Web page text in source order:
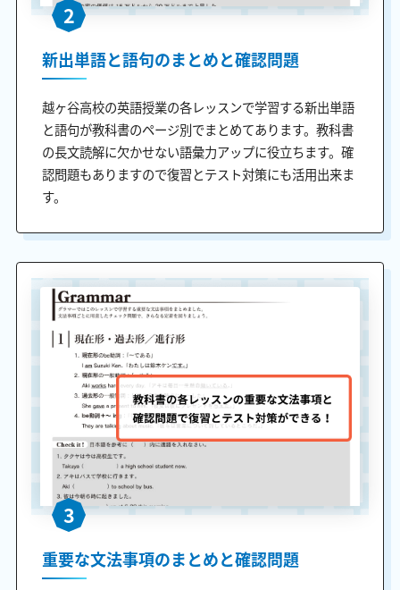
2
新出単語と語句のまとめと確認問題
越ヶ谷高校の英語授業の各レッスンで学習する新出単語
と語句が教科書のページ別でまとめてあります。教科書
の長文読解に欠かせない語彙力アップに役立ちます。確
認問題もありますので復習とテスト対策にも活用出来ま
す。
3
重要な文法事項のまとめと確認問題